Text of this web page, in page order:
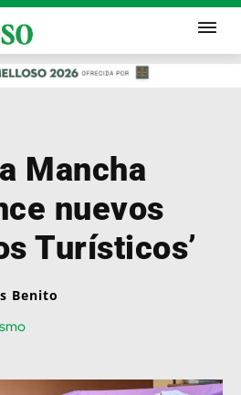
Mancha
nuevos
Turísticos’
Benito